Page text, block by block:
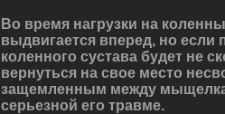
Во время нагрузки на
выдвигается вперед, но если
коленного сустава будет не
вернуться на свое место
защемленным между
серьезной его травме.